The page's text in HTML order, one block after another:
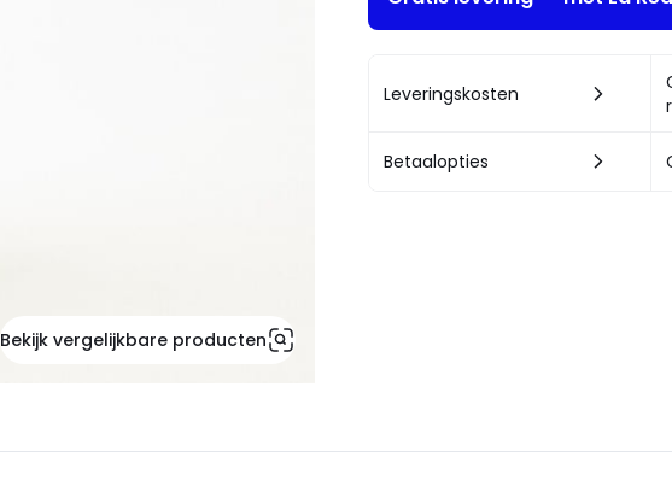
Bekijk vergelijkbare producten
Leveringskosten
Betaalopties